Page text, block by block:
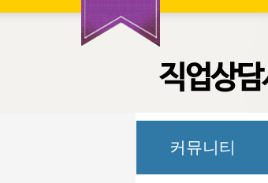
커뮤니티